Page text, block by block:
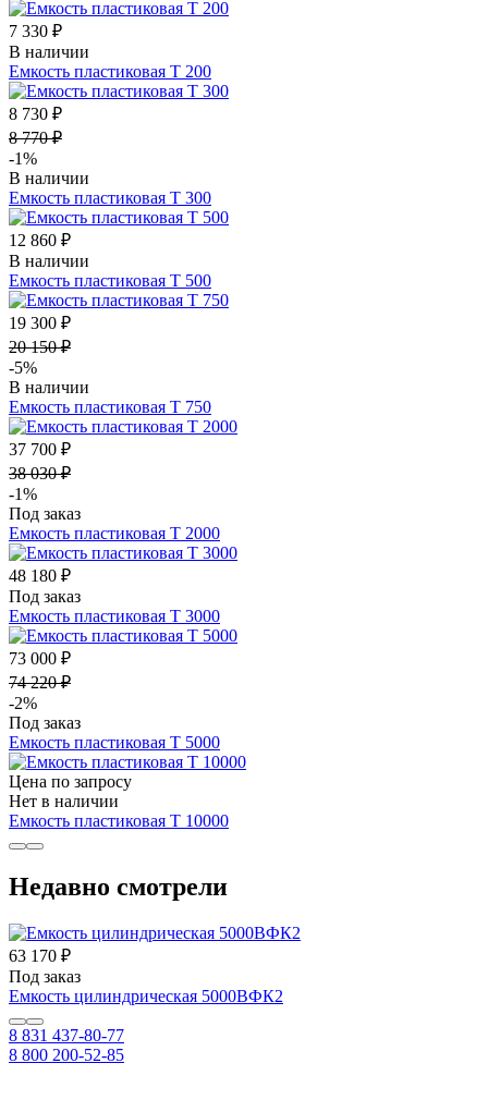
7 330 ₽
В наличии
Емкость пластиковая Т 200
8 730 ₽
8 770 ₽
-1%
В наличии
Емкость пластиковая Т 300
12 860 ₽
В наличии
Емкость пластиковая Т 500
19 300 ₽
20 150 ₽
-5%
В наличии
Емкость пластиковая Т 750
37 700 ₽
38 030 ₽
-1%
Под заказ
Емкость пластиковая Т 2000
48 180 ₽
Под заказ
Емкость пластиковая Т 3000
73 000 ₽
74 220 ₽
-2%
Под заказ
Емкость пластиковая Т 5000
Цена по запросу
Нет в наличии
Емкость пластиковая Т 10000
Недавно смотрели
63 170 ₽
Под заказ
Емкость цилиндрическая 5000ВФК2
8 831 437-80-77
8 800 200-52-85